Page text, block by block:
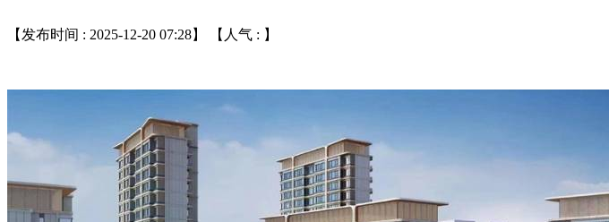
【发布时间 : 2025-12-20 07:28】 【人气 : 】